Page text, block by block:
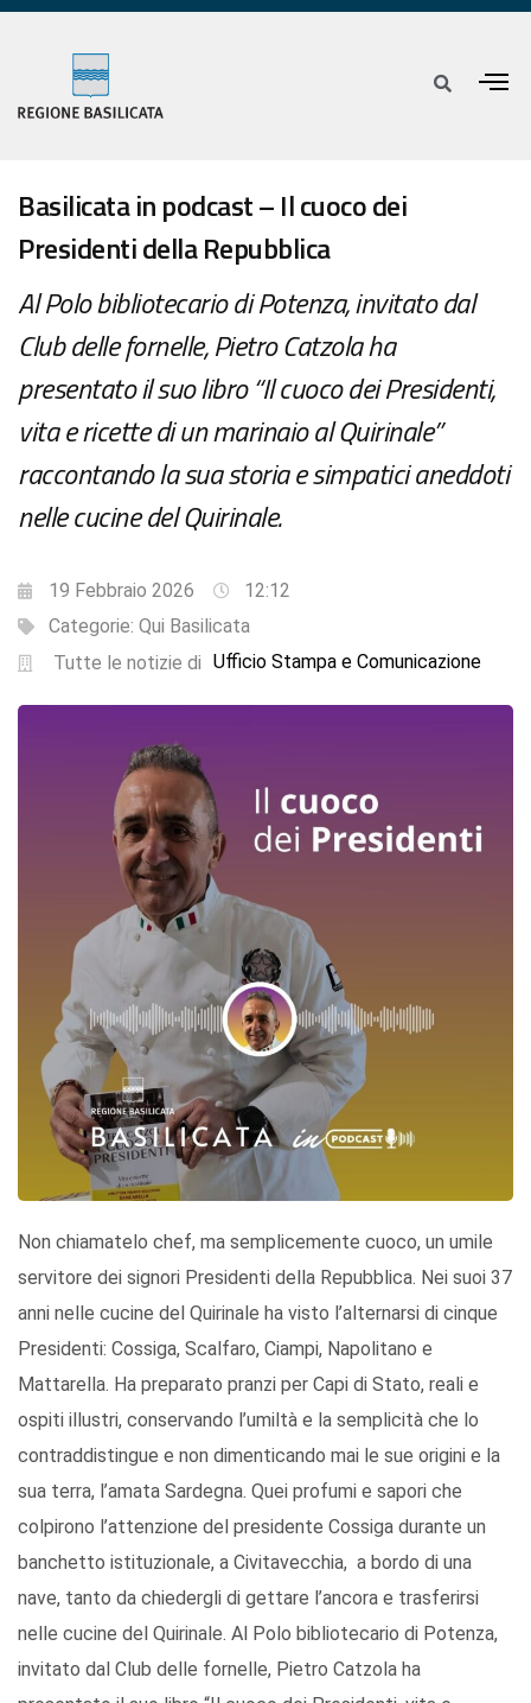
Basilicata in podcast – Il cuoco dei
Presidenti della Repubblica
Al Polo bibliotecario di Potenza, invitato dal
Club delle fornelle, Pietro Catzola ha
presentato il suo libro “Il cuoco dei Presidenti,
vita e ricette di un marinaio al Quirinale”
raccontando la sua storia e simpatici aneddoti
nelle cucine del Quirinale.
19 Febbraio 2026
12:12
Categorie: Qui Basilicata
Tutte le notizie di Ufficio Stampa e Comunicazione
Non chiamatelo chef, ma semplicemente cuoco, un umile
servitore dei signori Presidenti della Repubblica. Nei suoi 37
anni nelle cucine del Quirinale ha visto l’alternarsi di cinque
Presidenti: Cossiga, Scalfaro, Ciampi, Napolitano e
Mattarella. Ha preparato pranzi per Capi di Stato, reali e
ospiti illustri, conservando l’umiltà e la semplicità che lo
contraddistingue e non dimenticando mai le sue origini e la
sua terra, l’amata Sardegna. Quei profumi e sapori che
colpirono l’attenzione del presidente Cossiga durante un
banchetto istituzionale, a Civitavecchia, a bordo di una
nave, tanto da chiedergli di gettare l’ancora e trasferirsi
nelle cucine del Quirinale. Al Polo bibliotecario di Potenza,
invitato dal Club delle fornelle, Pietro Catzola ha